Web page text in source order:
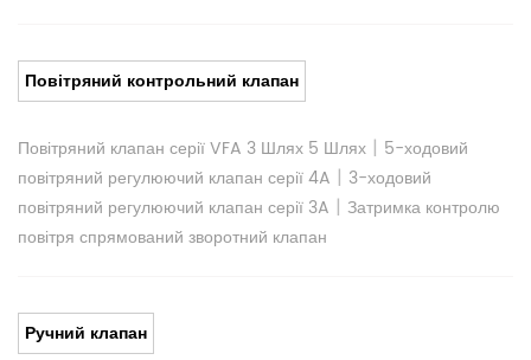
Повітряний контрольний клапан
Повітряний клапан серії VFA 3 Шлях 5 Шлях | 5-ходовий
повітряний регулюючий клапан серії 4A | 3-ходовий
повітряний регулюючий клапан серії 3A | Затримка контролю
повітря спрямований зворотний клапан
Ручний клапан